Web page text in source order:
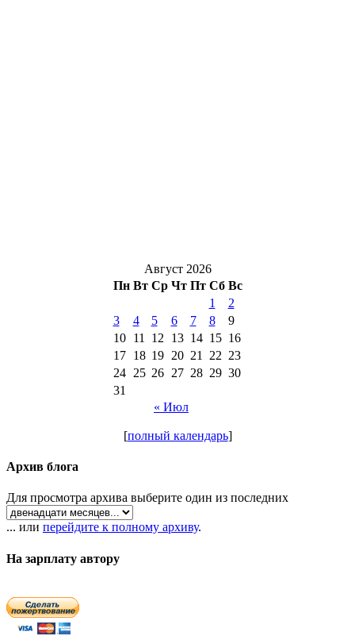
Август 2026
Пн Вт Ср Чт Пт Сб Вс
1
2
3
4 5 6 7 8
9
10
11 12 13 14 15 16
17
18 19 20 21 22 23
24
25 26 27 28 29 30
31
« Июл
[полный календарь]
Архив блога
Для просмотра архива выберите один из последних
... или перейдите к полному архиву.
На зарплату автору